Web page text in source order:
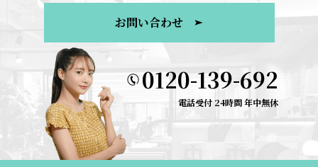
お問い合わせ
0120-139-692
電話受付 24時間 年中無休